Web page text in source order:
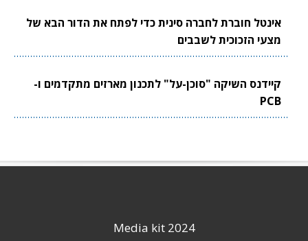
אינטל חוברת לחברה סינית כדי לפתח את הדור הבא של
מצעי הזכוכית לשבבים
קיידנס השיקה "סוכן-על" לתכנון מארזים מתקדמים ו-
PCB
Media kit 2024